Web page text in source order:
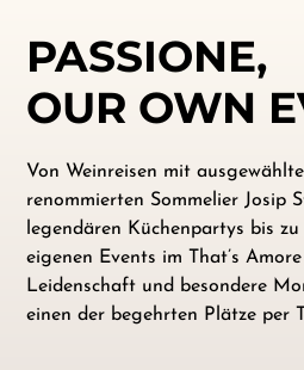
PASSIONE,
OUR OWN
Von Weinreisen mit
renommierten Sommelier Josip
legendären Küchenpartys bis
eigenen Events im That’s
Leidenschaft und besondere
einen der begehrten Plätze per